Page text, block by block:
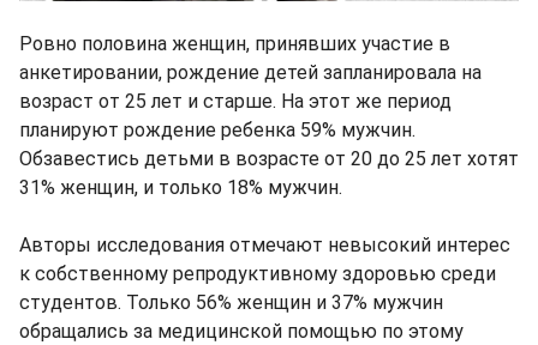
Ровно половина женщин, принявших участие в
анкетировании, рождение детей запланировала на
возраст от 25 лет и старше. На этот же период
планируют рождение ребенка 59% мужчин.
Обзавестись детьми в возрасте от 20 до 25 лет хотят
31% женщин, и только 18% мужчин.
Авторы исследования отмечают невысокий интерес
к собственному репродуктивному здоровью среди
студентов. Только 56% женщин и 37% мужчин
обращались за медицинской помощью по этому